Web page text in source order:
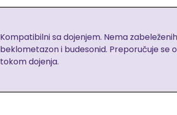
Kompatibilni sa dojenjem. Nema
beklometazon i budesonid. Preporučuje
tokom dojenja.